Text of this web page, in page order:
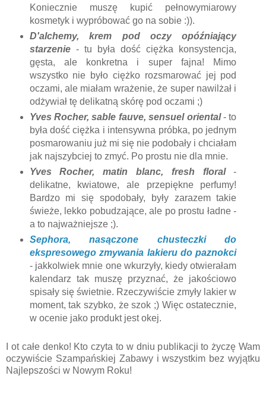
Koniecznie muszę kupić pełnowymiarowy
kosmetyk i wypróbować go na sobie :)).
D'alchemy, krem pod oczy opóźniający
starzenie- tu była dość ciężka konsystencja,
gęsta, ale konkretna i super fajna! Mimo
wszystko nie było ciężko rozsmarować jej pod
oczami, ale miałam wrażenie, że super nawilżał i
odżywiał tę delikatną skórę pod oczami ;)
Yves Rocher, sable fauve, sensuel oriental- to
była dość ciężka i intensywna próbka, po jednym
posmarowaniu już mi się nie podobały i chciałam
jak najszybciej to zmyć. Po prostu nie dla mnie.
Yves Rocher, matin blanc, fresh floral-
delikatne, kwiatowe, ale przepiękne perfumy!
Bardzo mi się spodobały, były zarazem takie
świeże, lekko pobudzające, ale po prostu ładne -
a to najważniejsze ;).
Sephora, nasączone chusteczki do
ekspresowego zmywania lakieru do paznokci
- jakkolwiek mnie one wkurzyły, kiedy otwierałam
kalendarz tak muszę przyznać, że jakościowo
spisały się świetnie. Rzeczywiście zmyły lakier w
moment, tak szybko, że szok ;) Więc ostatecznie,
w ocenie jako produkt jest okej.
I ot całe denko! Kto czyta to w dniu publikacji to życzę Wam
oczywiście Szampańskiej Zabawy i wszystkim bez wyjątku
Najlepszości w Nowym Roku!